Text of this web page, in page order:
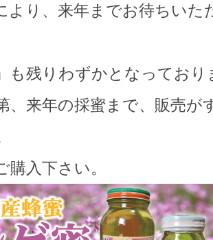
より、来年までお待ちいた
も残りわずかとなっており
、来年の採蜜まで、販売が
購入下さい。